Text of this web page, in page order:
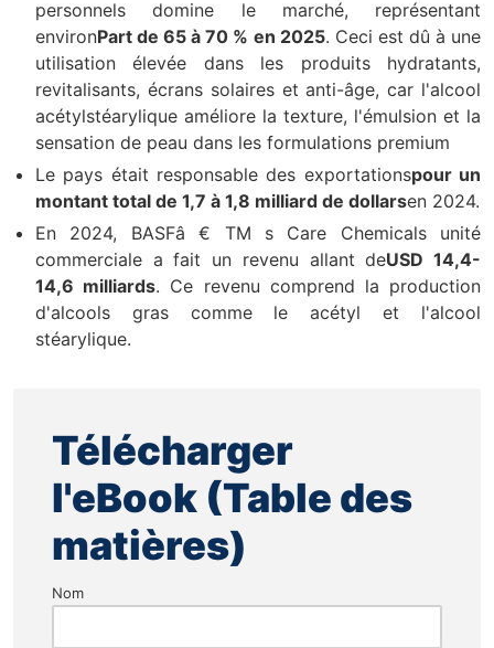
personnels domine le marché, représentant
environPart de 65 à 70 % en 2025. Ceci est dû à une
utilisation élevée dans les produits hydratants,
revitalisants, écrans solaires et anti-âge, car l'alcool
acétylstéarylique améliore la texture, l'émulsion et la
sensation de peau dans les formulations premium
Le pays était responsable des exportationspour un
montant total de 1,7 à 1,8 milliard de dollarsen 2024.
En 2024, BASFâ € TM s Care Chemicals unité
commerciale a fait un revenu allant deUSD 14,4-
14,6 milliards. Ce revenu comprend la production
d'alcools gras comme le acétyl et l'alcool
stéarylique.
Télécharger
l'eBook (Table des
matières)
Nom